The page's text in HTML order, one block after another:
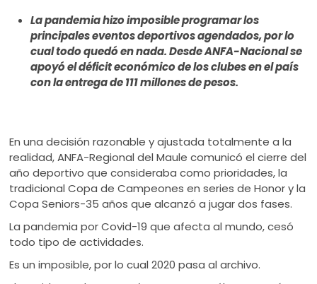
La pandemia hizo imposible programar los
principales eventos deportivos agendados, por lo
cual todo quedó en nada. Desde ANFA-Nacional se
apoyó el déficit económico de los clubes en el país
con la entrega de 111 millones de pesos.
En una decisión razonable y ajustada totalmente a la
realidad, ANFA-Regional del Maule comunicó el cierre del
año deportivo que consideraba como prioridades, la
tradicional Copa de Campeones en series de Honor y la
Copa Seniors-35 años que alcanzó a jugar dos fases.
La pandemia por Covid-19 que afecta al mundo, cesó
todo tipo de actividades.
Es un imposible, por lo cual 2020 pasa al archivo.